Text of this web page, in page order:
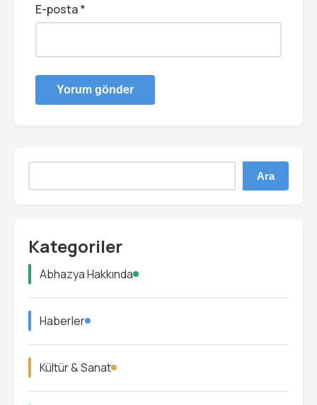
E-posta*
Ara
Kategoriler
Abhazya Hakkında
Haberler
Kültür & Sanat